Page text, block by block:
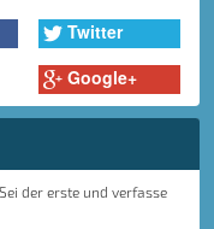
Twitter
Google+
der erste und verfasse